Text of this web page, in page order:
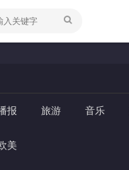
报 旅游 音乐
美